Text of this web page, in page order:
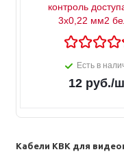
контроль
3х0,22 мм2
Есть в
12руб./
Кабели КВК для